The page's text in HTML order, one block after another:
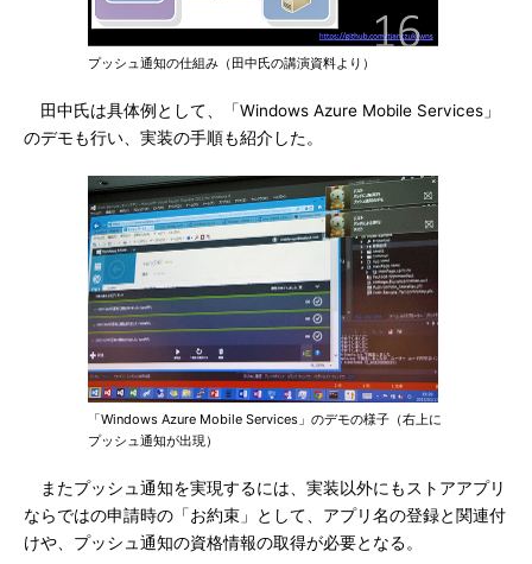
プッシュ通知の仕組み（田中氏の講演資料より）
田中氏は具体例として、「Windows Azure Mobile Services」
のデモも行い、実装の手順も紹介した。
「Windows Azure Mobile Services」のデモの様子（右上に
プッシュ通知が出現）
またプッシュ通知を実現するには、実装以外にもストアアプリ
ならではの申請時の「お約束」として、アプリ名の登録と関連付
けや、プッシュ通知の資格情報の取得が必要となる。